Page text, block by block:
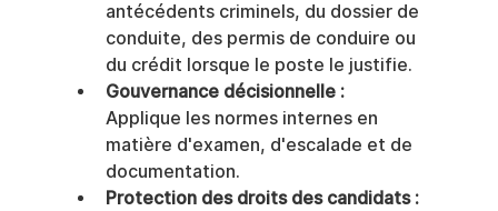
antécédents criminels, du dossier de
conduite, des permis de conduire ou
du crédit lorsque le poste le justifie.
Gouvernance décisionnelle :
Applique les normes internes en
matière d'examen, d'escalade et de
documentation.
Protection des droits des candidats :